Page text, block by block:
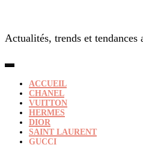
Actualités, trends et tendances
ACCUEIL
CHANEL
VUITTON
HERMES
DIOR
SAINT LAURENT
GUCCI